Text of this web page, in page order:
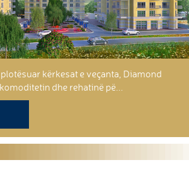
plotësuar kërkesat e veçanta, Diamond
dhe rehatinë pë...